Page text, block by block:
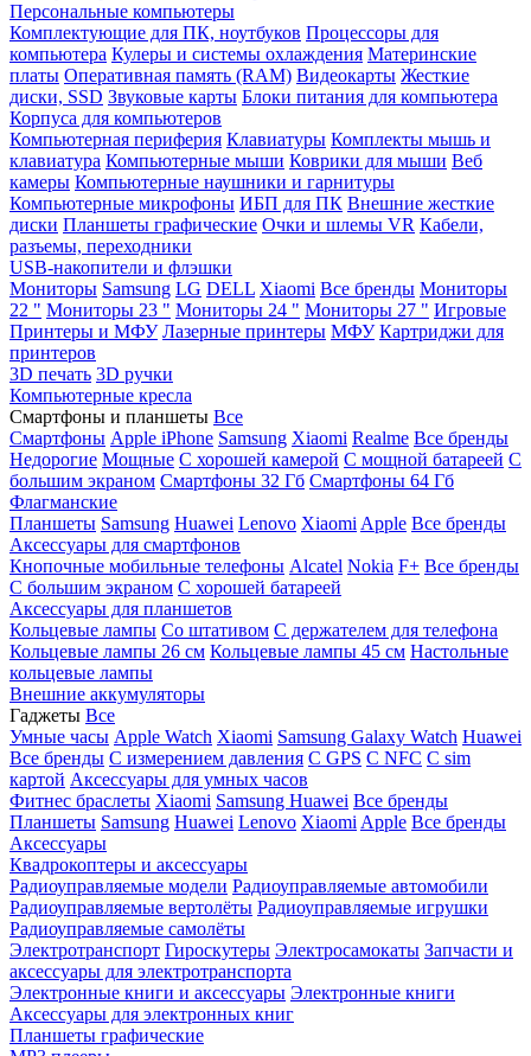
Персональные компьютеры
Комплектующие для ПК, ноутбуков Процессоры для
компьютера Кулеры и системы охлаждения Материнские
платы Оперативная память (RAM) Видеокарты Жесткие
диски, SSD Звуковые карты Блоки питания для компьютера
Корпуса для компьютеров
Компьютерная периферия Клавиатуры Комплекты мышь и
клавиатура Компьютерные мыши Коврики для мыши Веб
камеры Компьютерные наушники и гарнитуры
Компьютерные микрофоны ИБП для ПК Внешние жесткие
диски Планшеты графические Очки и шлемы VR Кабели,
разъемы, переходники
USB-накопители и флэшки
Мониторы Samsung LG DELL Xiaomi Все бренды Мониторы
22 " Мониторы 23 " Мониторы 24 " Мониторы 27 " Игровые
Принтеры и МФУ Лазерные принтеры МФУ Картриджи для
принтеров
3D печать 3D ручки
Компьютерные кресла
Смартфоны и планшеты Все
Смартфоны Apple iPhone Samsung Xiaomi Realme Все бренды
Недорогие Мощные С хорошей камерой С мощной батареей С
большим экраном Смартфоны 32 Гб Смартфоны 64 Гб
Флагманские
Планшеты Samsung Huawei Lenovo Xiaomi Apple Все бренды
Аксессуары для смартфонов
Кнопочные мобильные телефоны Alcatel Nokia F+ Все бренды
С большим экраном С хорошей батареей
Аксессуары для планшетов
Кольцевые лампы Со штативом C держателем для телефона
Кольцевые лампы 26 см Кольцевые лампы 45 см Настольные
кольцевые лампы
Внешние аккумуляторы
Гаджеты Все
Умные часы Apple Watch Xiaomi Samsung Galaxy Watch Huawei
Все бренды C измерением давления C GPS C NFC C sim
картой Аксессуары для умных часов
Фитнес браслеты Xiaomi Samsung Huawei Все бренды
Планшеты Samsung Huawei Lenovo Xiaomi Apple Все бренды
Аксессуары
Квадрокоптеры и аксессуары
Радиоуправляемые модели Радиоуправляемые автомобили
Радиоуправляемые вертолёты Радиоуправляемые игрушки
Радиоуправляемые самолёты
Электротранспорт Гироскутеры Электросамокаты Запчасти и
аксессуары для электротранспорта
Электронные книги и аксессуары Электронные книги
Аксессуары для электронных книг
Планшеты графические